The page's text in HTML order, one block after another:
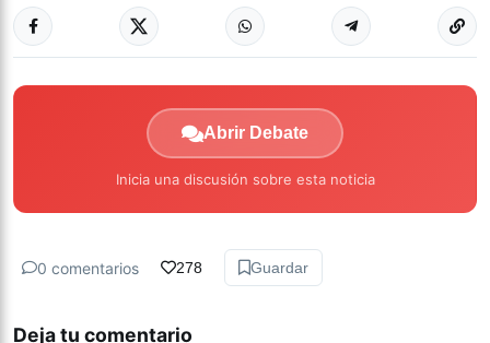
Abrir Debate
Inicia una discusión sobre esta noticia
0 comentarios 278 Guardar
Deja tu comentario